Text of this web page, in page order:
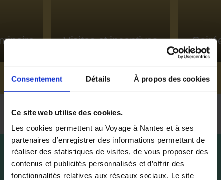
Consentement Détails À propos des cookies
Ce site web utilise des cookies.
Les cookies permettent au Voyage à Nantes et à ses
partenaires d’enregistrer des informations permettant de
réaliser des statistiques de visites, de vous proposer des
contenus et publicités personnalisés et d’offrir des
fonctionnalités relatives aux réseaux sociaux. Le site
Visites et incentives